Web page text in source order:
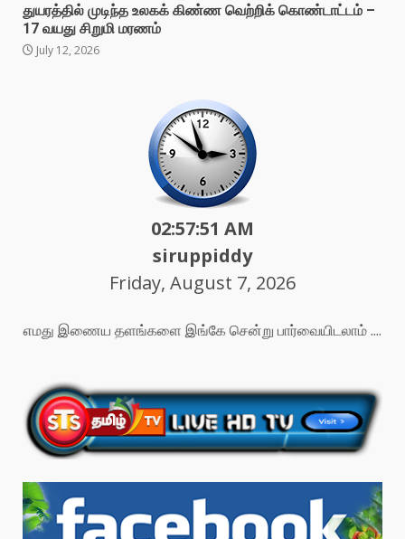
துயரத்தில் முடிந்த உலகக் கிண்ண வெற்றிக் கொண்டாட்டம் –
17 வயது சிறுமி மரணம்
July 12, 2026
02:57:53 AM
siruppiddy
Friday, August 7, 2026
எமது இணைய தளங்களை இங்கே சென்று பார்வையிடலாம் ....